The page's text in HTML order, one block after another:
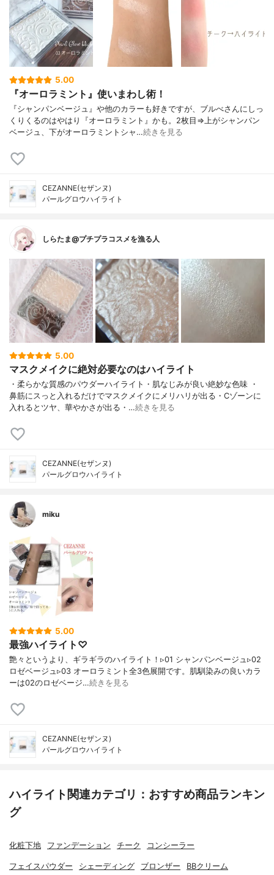
5.00
『オーロラミント』使いまわし術！
『シャンパンベージュ』や他のカラーも好きですが、ブルべさんにしっ
くりくるのはやはり『オーロラミント』かも。2枚目⇒上がシャンパン
ベージュ、下がオーロラミントシャ…続きを見る
CEZANNE(セザンヌ)
パールグロウハイライト
しらたま@プチプラコスメを漁る人
5.00
マスクメイクに絶対必要なのはハイライト
・柔らかな質感のパウダーハイライト・肌なじみが良い絶妙な色味 ・
鼻筋にスっと入れるだけでマスクメイクにメリハリが出る・Cゾーンに
入れるとツヤ、華やかさが出る・…続きを見る
CEZANNE(セザンヌ)
パールグロウハイライト
miku
5.00
最強ハイライト♡
艶々というより、ギラギラのハイライト！▹01 シャンパンベージュ▹02
ロゼベージュ▹03 オーロラミント全3色展開です。肌馴染みの良いカラ
ーは02のロゼベージ…続きを見る
CEZANNE(セザンヌ)
パールグロウハイライト
ハイライト関連カテゴリ：おすすめ商品ランキン
グ
化粧下地 ファンデーション チーク コンシーラー
フェイスパウダー シェーディング ブロンザー BBクリーム